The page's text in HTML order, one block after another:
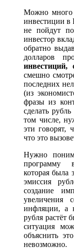
Можно много
инвестиции в
не пойдут
инвестор
обратно
долларов
инвестиций,
смешно
последних
(из
фразы из
сделать
том числе,
эти говорят,
что это
Нужно
программу
которая была
эмиссия
создание
увеличения
инфляции, а
рубля растëт
ситуация
объяснить
невозможно.